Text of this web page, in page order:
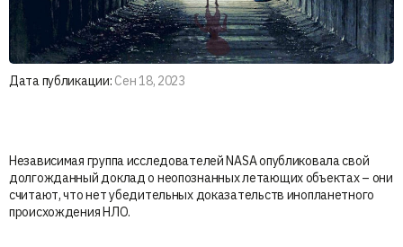
Дата публикации: Сен 18, 2023
Независимая группа исследователей NASA опубликовала свой
долгожданный доклад о неопознанных летающих объектах – они
считают, что нет убедительных доказательств инопланетного
происхождения НЛО.